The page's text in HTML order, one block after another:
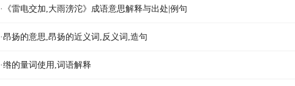
·《雷电交加,大雨滂沱》成语意思解释与出处|例句
·昂扬的意思,昂扬的近义词,反义词,造句
·绺的量词使用,词语解释